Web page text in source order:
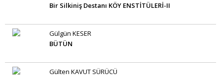
Bir Silkiniş Destanı KÖY ENSTİTÜLERİ-II
Gülgün KESER
BÜTÜN
Gülten KAVUT SÜRÜCÜ